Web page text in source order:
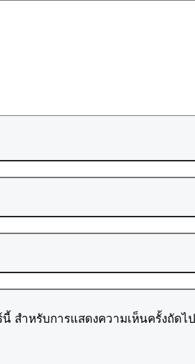
สำหรับการแสดงความเห็นครั้งถัดไป